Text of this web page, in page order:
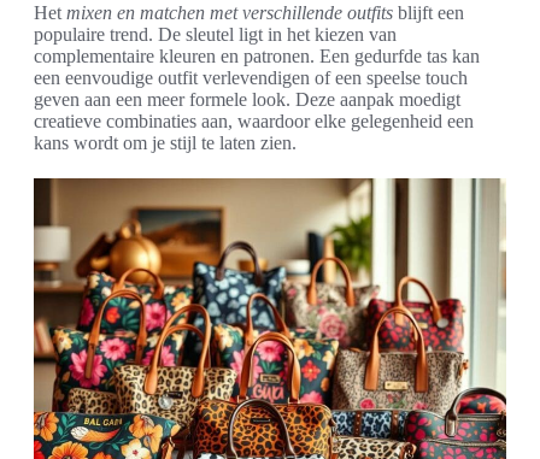
Het mixen en matchen met verschillende outfits blijft een
populaire trend. De sleutel ligt in het kiezen van
complementaire kleuren en patronen. Een gedurfde tas kan
een eenvoudige outfit verlevendigen of een speelse touch
geven aan een meer formele look. Deze aanpak moedigt
creatieve combinaties aan, waardoor elke gelegenheid een
kans wordt om je stijl te laten zien.